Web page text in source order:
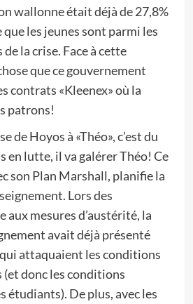
wallonne était déjà de 27,8%
les jeunes sont parmi les
la crise. Face à cette
que ce gouvernement
contrats «Kleenex» où la
patrons!
de Hoyos à «Théo», c’est du
en lutte, il va galérer Théo! Ce
son Plan Marshall, planifie la
Lors des
aux mesures d’austérité, la
avait déjà présenté
attaquaient les conditions
donc les conditions
étudiants). De plus, avec les